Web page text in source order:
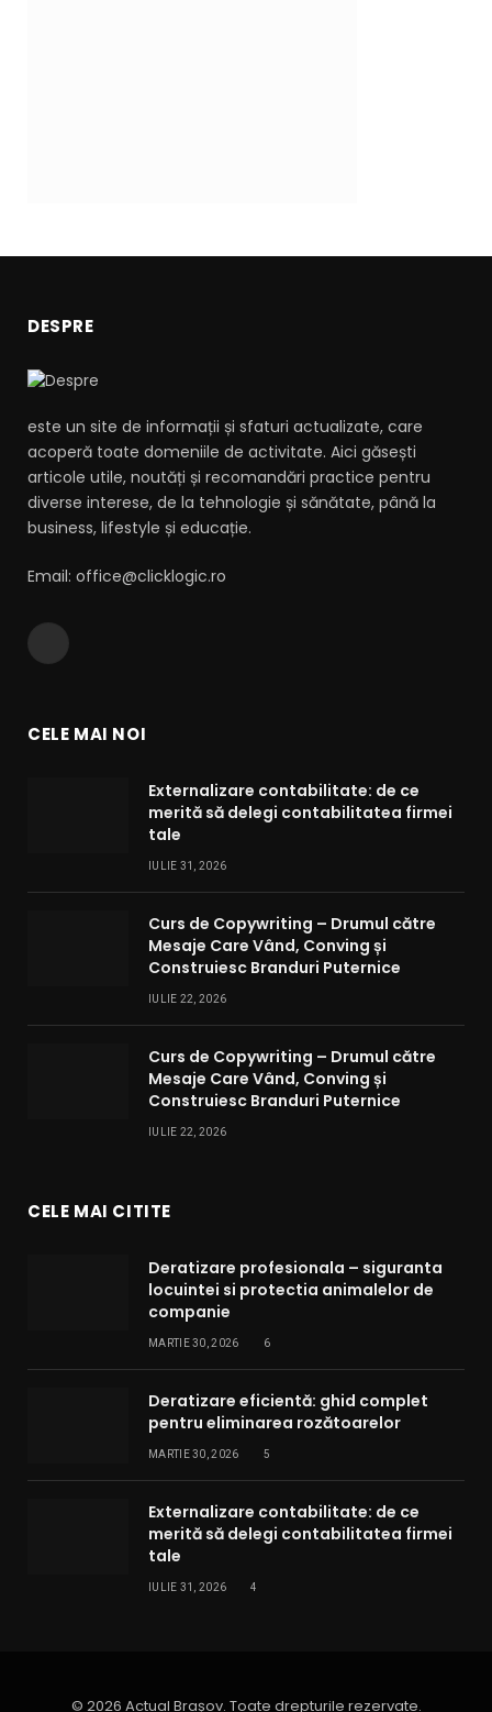
DESPRE
este un site de informații și sfaturi actualizate, care
acoperă toate domeniile de activitate. Aici găsești
articole utile, noutăți și recomandări practice pentru
diverse interese, de la tehnologie și sănătate, până la
business, lifestyle și educație.
Email: office@clicklogic.ro
RSS
CELE MAI NOI
Externalizare contabilitate: de ce
merită să delegi contabilitatea firmei
tale
IULIE 31, 2026
Curs de Copywriting – Drumul către
Mesaje Care Vând, Conving și
Construiesc Branduri Puternice
IULIE 22, 2026
Curs de Copywriting – Drumul către
Mesaje Care Vând, Conving și
Construiesc Branduri Puternice
IULIE 22, 2026
CELE MAI CITITE
Deratizare profesionala – siguranta
locuintei si protectia animalelor de
companie
MARTIE 30, 2026 6
Deratizare eficientă: ghid complet
pentru eliminarea rozătoarelor
MARTIE 30, 2026 5
Externalizare contabilitate: de ce
merită să delegi contabilitatea firmei
tale
IULIE 31, 2026 4
© 2026 Actual Brașov. Toate drepturile rezervate.